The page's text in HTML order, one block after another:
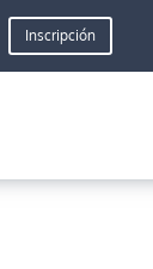
Inscripción